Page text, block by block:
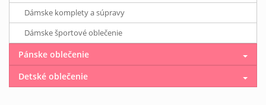
Dámske komplety a súpravy
Dámske športové oblečenie
Pánske oblečenie
Detské oblečenie